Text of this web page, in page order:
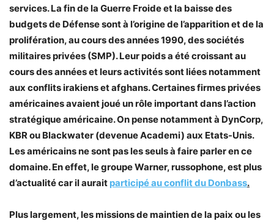
services. La fin de la Guerre Froide et la baisse des
budgets de Défense sont à l’origine de l’apparition et de la
prolifération, au cours des années 1990, des sociétés
militaires privées (SMP). Leur poids a été croissant au
cours des années et leurs activités sont liées notamment
aux conflits irakiens et afghans. Certaines firmes privées
américaines avaient joué un rôle important dans l’action
stratégique américaine. On pense notamment à DynCorp,
KBR ou Blackwater (devenue Academi) aux Etats-Unis.
Les américains ne sont pas les seuls à faire parler en ce
domaine. En effet, le groupe Warner, russophone, est plus
d’actualité car il aurait participé au conflit du Donbass.
Plus largement, les missions de maintien de la paix ou les